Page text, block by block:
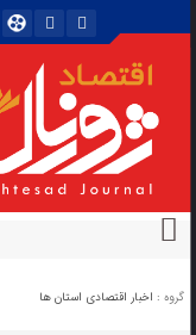
گروه : اخبار اقتصادی استان ها